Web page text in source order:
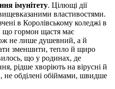
імунітету. Цілющі дії
властивостями.
в Королівському коледжі в
що гормон щастя має
не лише душевний, а й
зменшити, тепло й щиро
що у родинах, де
рідше хворіють на вірусні й
не обділені обіймами, швидше